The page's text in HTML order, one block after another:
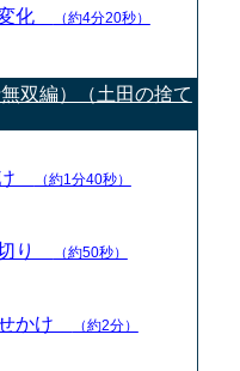
変化 （約4分20秒）
双編）（土田の捨て
け （約1分40秒）
切り （約50秒）
せかけ （約2分）